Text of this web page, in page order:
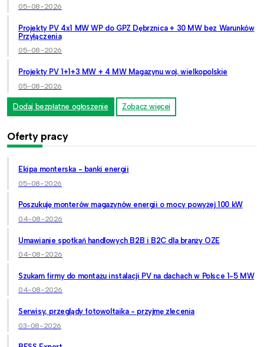
05-08-2026
Projekty PV 4x1 MW WP do GPZ Dębrznica + 30 MW bez Warunków
Przyłączenia
05-08-2026
Projekty PV 1+1+3 MW + 4 MW Magazynu woj. wielkopolskie
05-08-2026
Dodaj bezpłatne ogłoszenie Zobacz więcej
Oferty pracy
Ekipa monterska - banki energii
05-08-2026
Poszukuję monterów magazynów energii o mocy powyżej 100 kW
04-08-2026
Umawianie spotkań handlowych B2B i B2C dla branży OZE
04-08-2026
Szukam firmy do montażu instalacji PV na dachach w Polsce 1-5 MW
04-08-2026
Serwisy, przeglądy fotowoltaika - przyjmę zlecenia
03-08-2026